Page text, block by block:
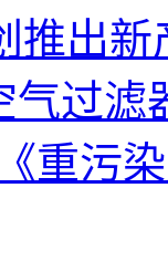
推出
气过滤
重污